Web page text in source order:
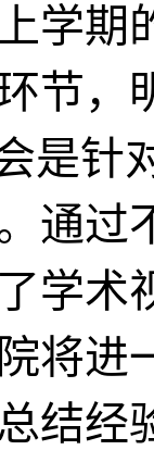
学期
节，
是针
通过
学术
将进
结经